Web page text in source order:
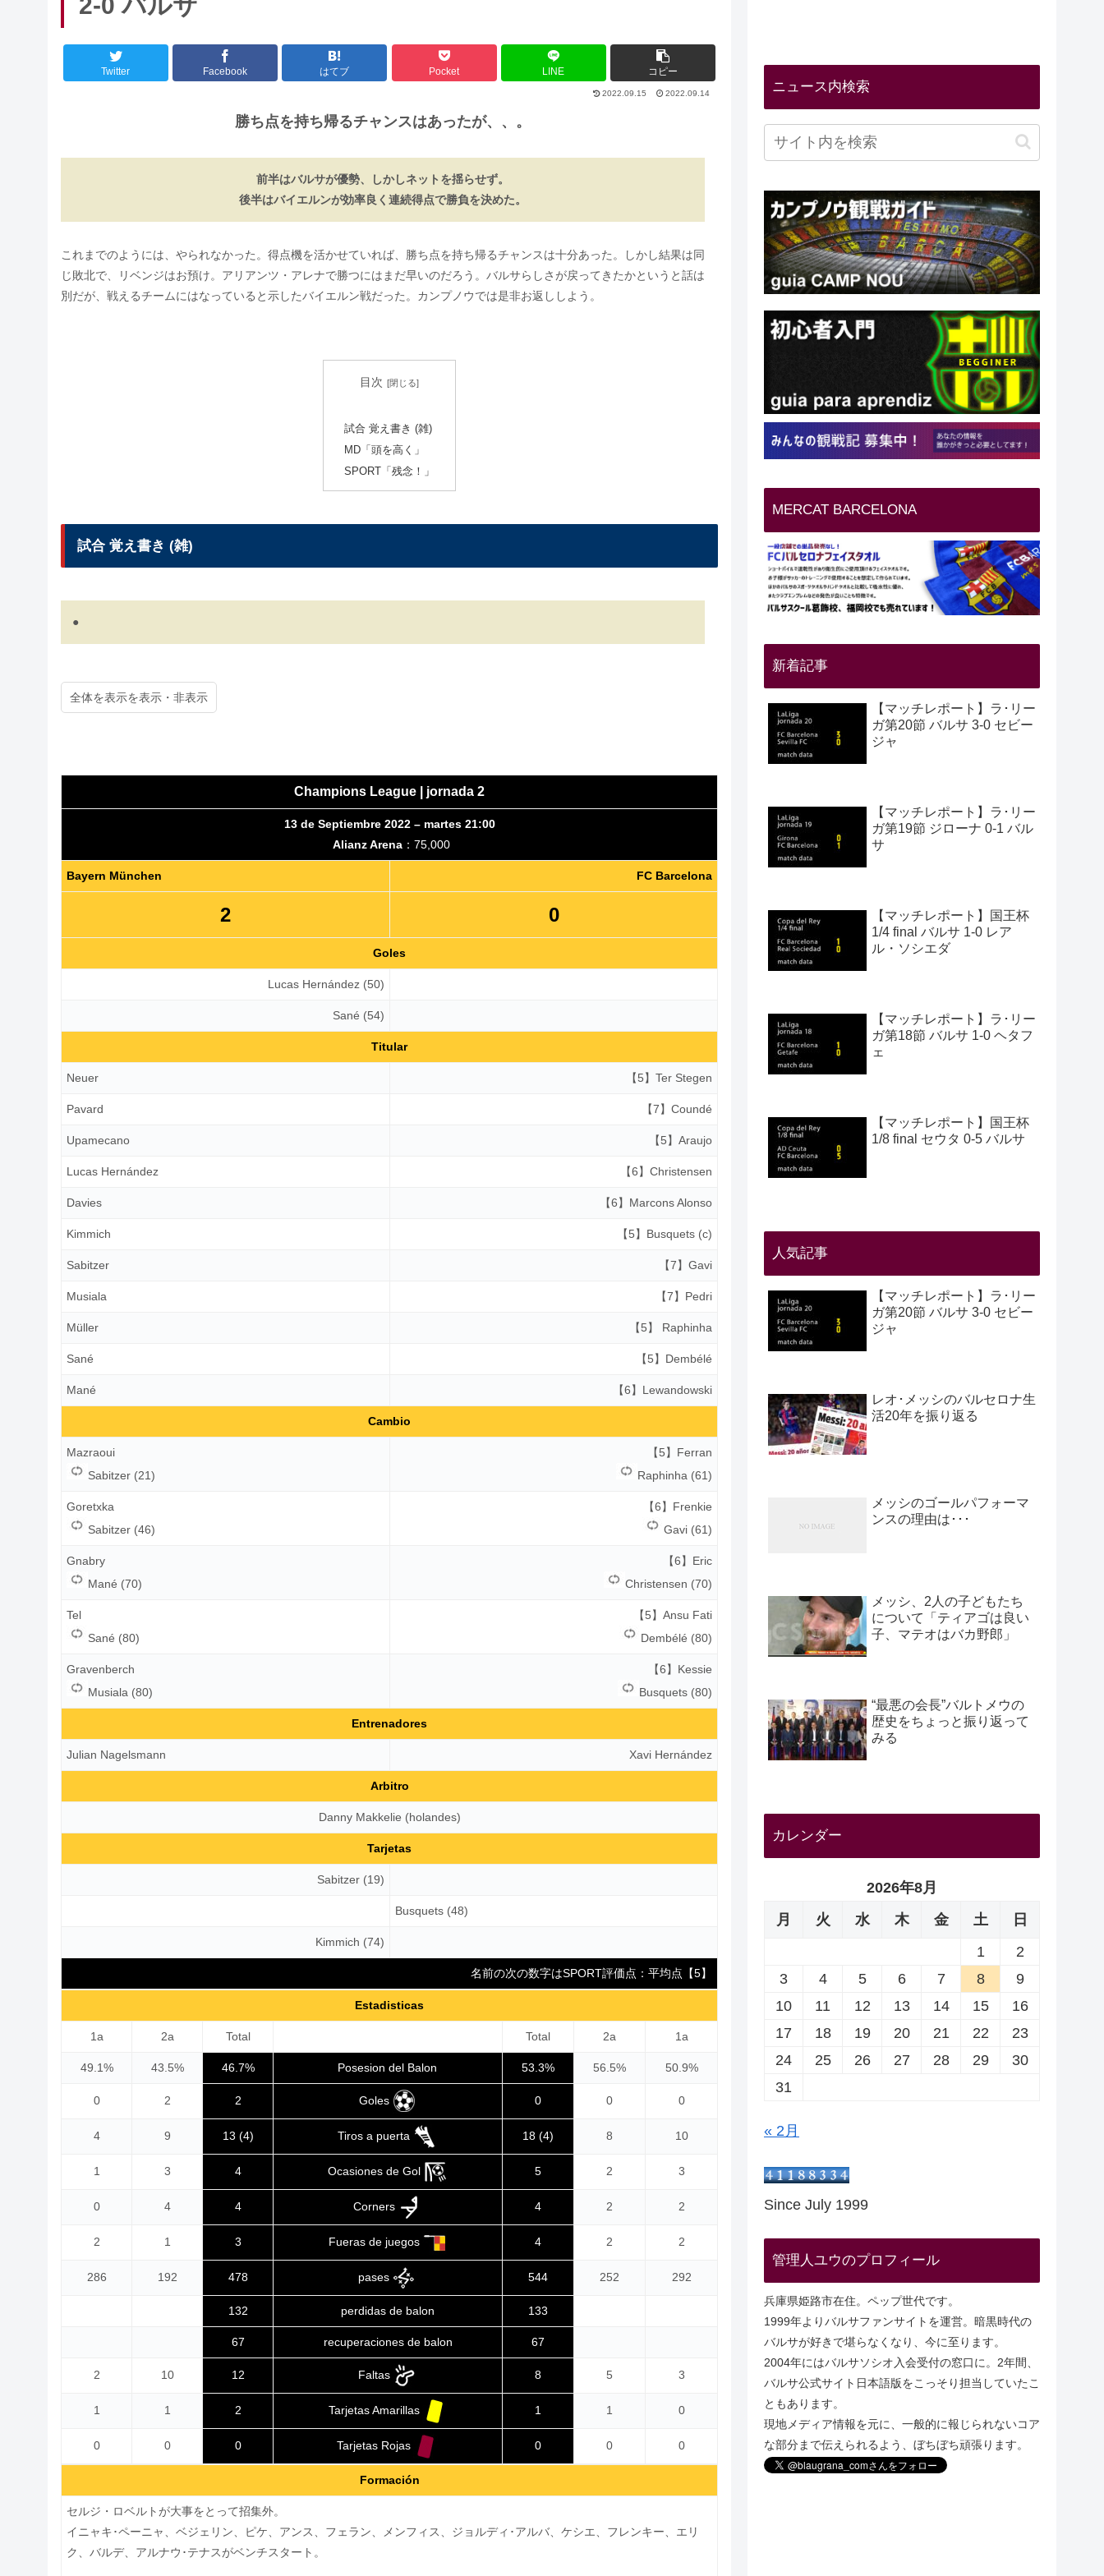
Twitter Facebook はてブ Pocket LINE コピー
2022.09.15 2022.09.14
勝ち点を持ち帰るチャンスはあったが、、。
前半はバルサが優勢、しかしネットを揺らせず。
後半はバイエルンが効率良く連続得点で勝負を決めた。
これまでのようには、やられなかった。得点機を活かせていれば、勝ち点を持ち帰るチャンスは十分あった。しかし結果は同
じ敗北で、リベンジはお預け。アリアンツ・アレナで勝つにはまだ早いのだろう。バルサらしさが戻ってきたかというと話は
別だが、戦えるチームにはなっていると示したバイエルン戦だった。カンプノウでは是非お返ししよう。
目次
試合 覚え書き (雑)
MD「頭を高く」
SPORT「残念！」
試合 覚え書き (雑)
●
全体を表示
Champions League | jornada 2
13 de Septiembre 2022 – martes 21:00
Alianz Arena：75,000
Bayern München FC Barcelona
2 0
Goles
Lucas Hernández (50)
Sané (54)
Titular
Neuer 【5】Ter Stegen
Pavard 【7】Coundé
Upamecano 【5】Araujo
Lucas Hernández 【6】Christensen
Davies 【6】Marcons Alonso
Kimmich 【5】Busquets (c)
Sabitzer 【7】Gavi
Musiala 【7】Pedri
Müller 【5】 Raphinha
Sané 【5】Dembélé
Mané 【6】Lewandowski
Cambio
Mazraoui
Sabitzer (21)
【5】Ferran
Raphinha (61)
Goretxka
Sabitzer (46)
【6】Frenkie
Gavi (61)
Gnabry
Mané (70)
【6】Eric
Christensen (70)
Tel
Sané (80)
【5】Ansu Fati
Dembélé (80)
Gravenberch
Musiala (80)
【6】Kessie
Busquets (80)
Entrenadores
Julian Nagelsmann Xavi Hernández
Arbitro
Danny Makkelie (holandes)
Tarjetas
Sabitzer (19)
Busquets (48)
Kimmich (74)
名前の次の数字はSPORT評価点：平均点【5】
Estadisticas
1a 2a Total Total 2a 1a
49.1% 43.5% 46.7% Posesion del Balon 53.3% 56.5% 50.9%
0 2 2 Goles 0 0 0
4 9 13 (4) Tiros a puerta 18 (4) 8 10
1 3 4 Ocasiones de Gol 5 2 3
0 4 4 Corners 4 2 2
2 1 3 Fueras de juegos 4 2 2
286 192 478 pases 544 252 292
132 perdidas de balon 133
67 recuperaciones de balon 67
2 10 12 Faltas 8 5 3
1 1 2 Tarjetas Amarillas 1 1 0
0 0 0 Tarjetas Rojas 0 0 0
Formación
セルジ・ロベルトが大事をとって招集外。
イニャキ･ペーニャ、ベジェリン、ピケ、アンス、フェラン、メンフィス、ジョルディ･アルバ、ケシエ、フレンキー、エリ
ク、バルデ、アルナウ･テナスがベンチスタート。
ニュース内検索
MERCAT BARCELONA
新着記事
【マッチレポート】ラ･リー
ガ第20節 バルサ 3-0 セビー
ジャ
【マッチレポート】ラ･リー
ガ第19節 ジローナ 0-1 バル
サ
【マッチレポート】国王杯
1/4 final バルサ 1-0 レア
ル・ソシエダ
【マッチレポート】ラ･リー
ガ第18節 バルサ 1-0 ヘタフ
ェ
【マッチレポート】国王杯
1/8 final セウタ 0-5 バルサ
人気記事
【マッチレポート】ラ･リー
ガ第20節 バルサ 3-0 セビー
ジャ
レオ･メッシのバルセロナ生
活20年を振り返る
メッシのゴールパフォーマ
ンスの理由は･･･
メッシ、2人の子どもたち
について「ティアゴは良い
子、マテオはバカ野郎」
“最悪の会長”バルトメウの
歴史をちょっと振り返って
みる
カレンダー
2026年8月
月
火 水 木 金 土
日
1
2
3
4 5 6 7 8
9
10
11 12 13 14 15
16
17
18 19 20 21 22
23
24
25 26 27 28 29
30
31
« 2月
Since July 1999
管理人ユウのプロフィール
兵庫県姫路市在住。ペップ世代です。
1999年よりバルサファンサイトを運営。暗黒時代の
バルサが好きで堪らなくなり、今に至ります。
2004年にはバルサソシオ入会受付の窓口に。2年間、
バルサ公式サイト日本語版をこっそり担当していたこ
ともあります。
現地メディア情報を元に、一般的に報じられないコア
な部分まで伝えられるよう、ぼちぼち頑張ります。